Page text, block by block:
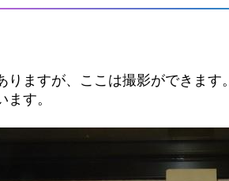
ますが、ここは撮影ができます。
す。